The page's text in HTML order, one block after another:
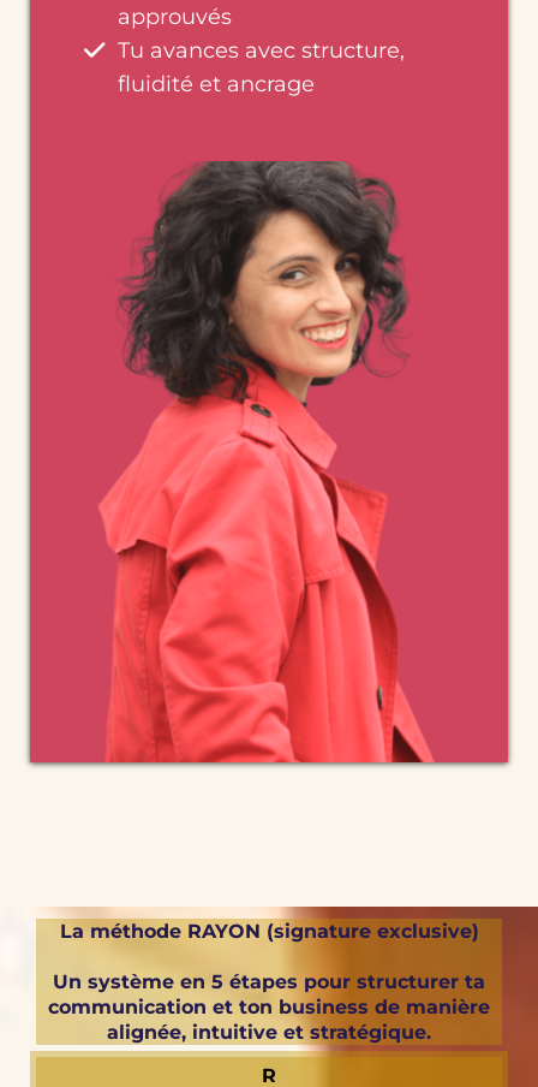
approuvés
Tu avances avec structure,
fluidité et ancrage
La méthode RAYON (signature exclusive)
Un système en 5 étapes pour structurer ta
communication et ton business de manière
alignée, intuitive et stratégique.
R